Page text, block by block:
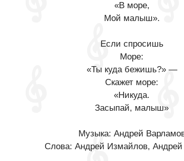
«В море,
Мой малыш».
Если спросишь
Море:
«Ты куда бежишь?» —
Скажет море:
«Никуда.
Засыпай, малыш»
Музыка: Андрей
Слова: Андрей Измайлов, Андрей